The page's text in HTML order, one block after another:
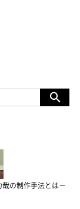
の制作手法とは－